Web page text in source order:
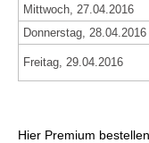
Mittwoch, 27.04.2016
Donnerstag, 28.04.2016
Freitag, 29.04.2016
Hier Premium